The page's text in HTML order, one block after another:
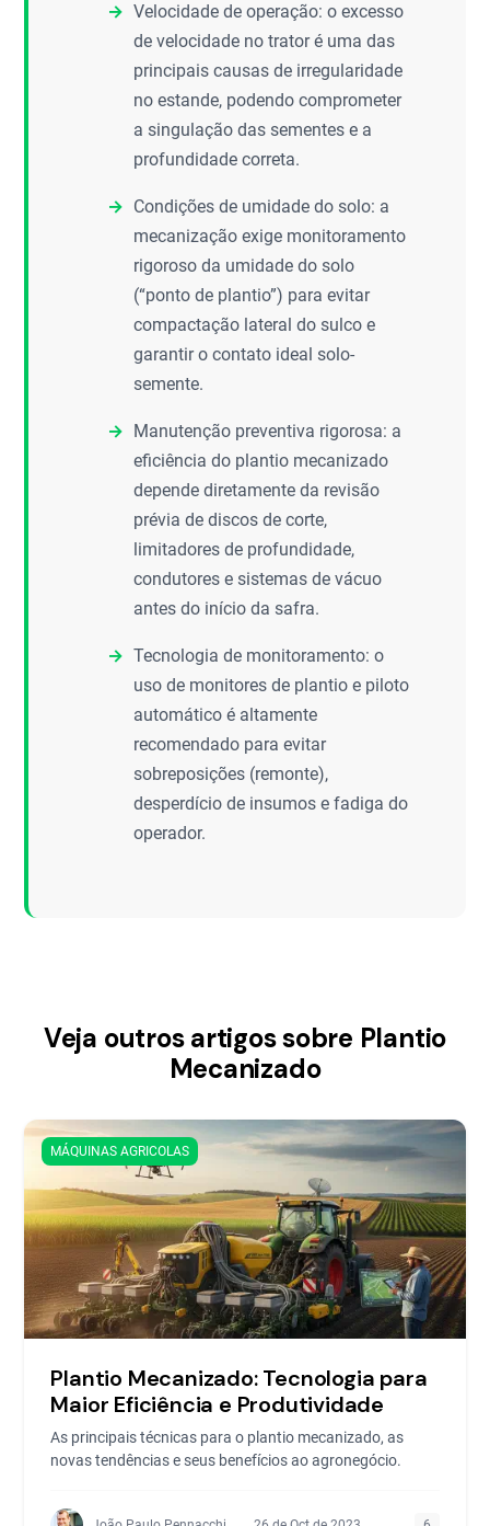
Velocidade de operação: o excesso
de velocidade no trator é uma das
principais causas de irregularidade
no estande, podendo comprometer
a singulação das sementes e a
profundidade correta.
Condições de umidade do solo: a
mecanização exige monitoramento
rigoroso da umidade do solo
(“ponto de plantio”) para evitar
compactação lateral do sulco e
garantir o contato ideal solo-
semente.
Manutenção preventiva rigorosa: a
eficiência do plantio mecanizado
depende diretamente da revisão
prévia de discos de corte,
limitadores de profundidade,
condutores e sistemas de vácuo
antes do início da safra.
Tecnologia de monitoramento: o
uso de monitores de plantio e piloto
automático é altamente
recomendado para evitar
sobreposições (remonte),
desperdício de insumos e fadiga do
operador.
Veja outros artigos sobre Plantio
Mecanizado
MÁQUINAS AGRICOLAS
Plantio Mecanizado: Tecnologia para
Maior Eficiência e Produtividade
As principais técnicas para o plantio mecanizado, as
novas tendências e seus benefícios ao agronegócio.